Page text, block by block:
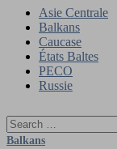
Asie Centrale
Balkans
Caucase
États Baltes
PECO
Russie
for:
Balkans